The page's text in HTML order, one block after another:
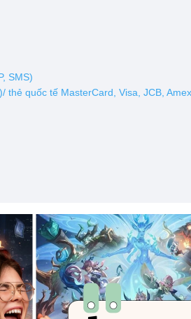
SMS)
thẻ quốc tế MasterCard, Visa, JCB,